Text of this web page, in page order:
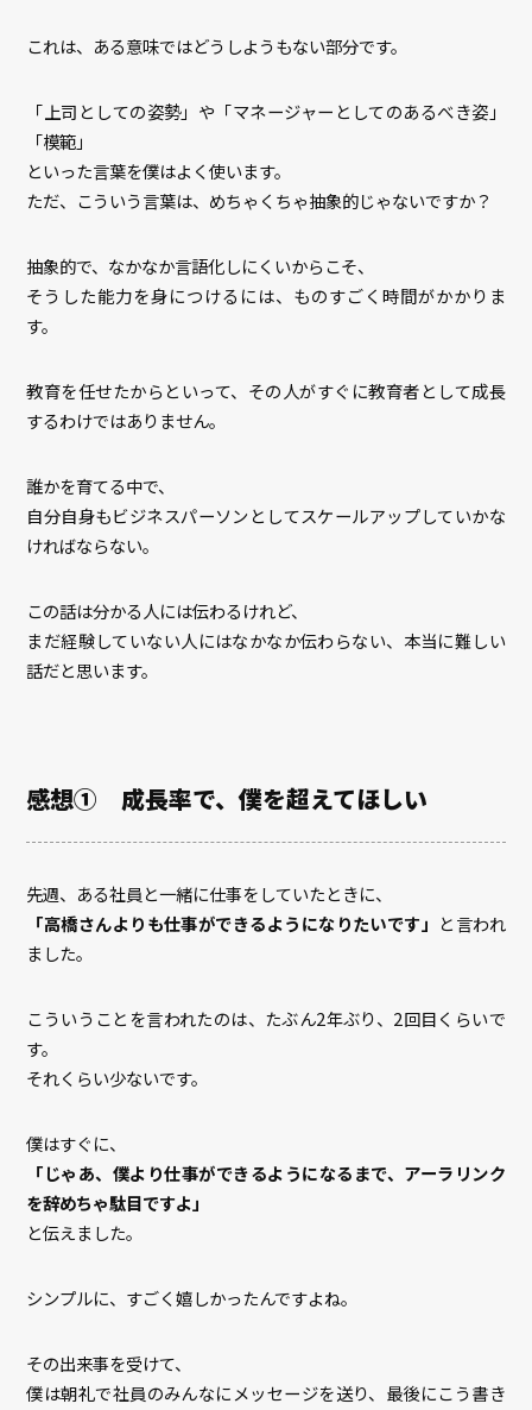
これは、ある意味ではどうしようもない部分です。
「上司としての姿勢」や「マネージャーとしてのあるべき姿」
「模範」
といった言葉を僕はよく使います。
ただ、こういう言葉は、めちゃくちゃ抽象的じゃないですか？
抽象的で、なかなか言語化しにくいからこそ、
そうした能力を身につけるには、ものすごく時間がかかりま
す。
教育を任せたからといって、その人がすぐに教育者として成長
するわけではありません。
誰かを育てる中で、
自分自身もビジネスパーソンとしてスケールアップしていかな
ければならない。
この話は分かる人には伝わるけれど、
まだ経験していない人にはなかなか伝わらない、本当に難しい
話だと思います。
感想① 成長率で、僕を超えてほしい
先週、ある社員と一緒に仕事をしていたときに、
「高橋さんよりも仕事ができるようになりたいです」 と言われ
ました。
こういうことを言われたのは、たぶん2年ぶり、2回目くらいで
す。
それくらい少ないです。
僕はすぐに、
「じゃあ、僕より仕事ができるようになるまで、アーラリンク
を辞めちゃ駄目ですよ」
と伝えました。
シンプルに、すごく嬉しかったんですよね。
その出来事を受けて、
僕は朝礼で社員のみんなにメッセージを送り、最後にこう書き